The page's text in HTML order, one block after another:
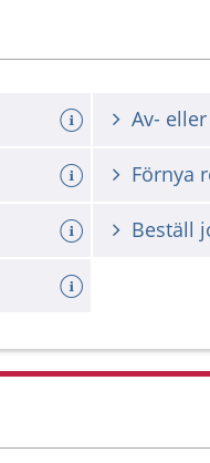
Av-
Förnya
Beställ